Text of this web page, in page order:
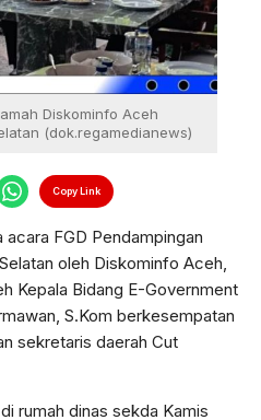
Diskominfo Aceh
(dok.regamedianews)
Copy Link
FGD Pendampingan
oleh Diskominfo Aceh,
Kepala Bidang E-Government
S.Kom berkesempatan
sekretaris daerah Cut
rumah dinas sekda Kamis